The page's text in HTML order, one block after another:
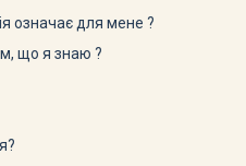
означає для мене ?
що я знаю ?